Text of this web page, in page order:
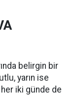
belirgin bir
yarın ise
iki günde de